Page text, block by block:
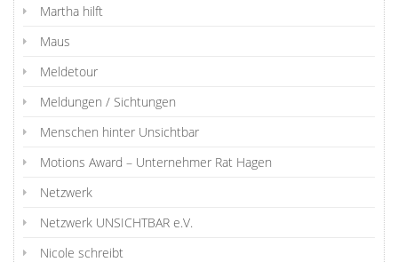
Martha hilft
Maus
Meldetour
Meldungen / Sichtungen
Menschen hinter Unsichtbar
Motions Award – Unternehmer Rat Hagen
Netzwerk
Netzwerk UNSICHTBAR e.V.
Nicole schreibt